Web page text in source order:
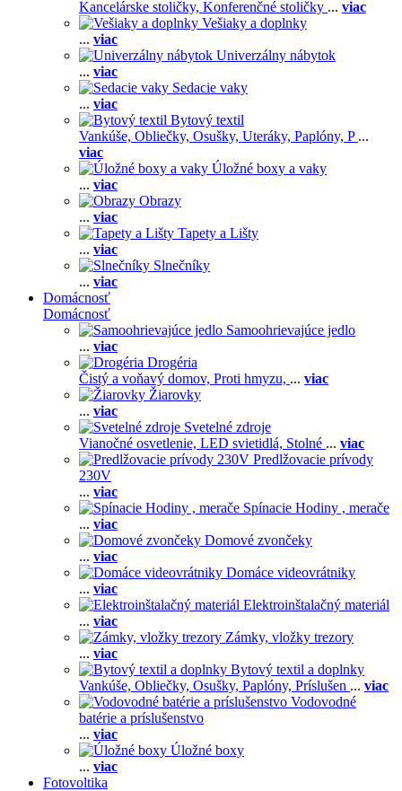
Kancelárske stoličky, Konferenčné stoličky ... viac
Vešiaky a doplnky
... viac
Univerzálny nábytok
... viac
Sedacie vaky
... viac
Bytový textil
Vankúše, Obliečky, Osušky, Uteráky, Paplóny, P ...
viac
Úložné boxy a vaky
... viac
Obrazy
... viac
Tapety a Lišty
... viac
Slnečníky
... viac
Domácnosť
Domácnosť
Samoohrievajúce jedlo
... viac
Drogéria
Čistý a voňavý domov, Proti hmyzu, ... viac
Žiarovky
... viac
Svetelné zdroje
Vianočné osvetlenie, LED svietidlá, Stolné ... viac
Predlžovacie prívody
230V
... viac
Spínacie Hodiny , merače
... viac
Domové zvončeky
... viac
Domáce videovrátniky
... viac
Elektroinštalačný materiál
... viac
Zámky, vložky trezory
... viac
Bytový textil a doplnky
Vankúše, Obliečky, Osušky, Paplóny, Príslušen ... viac
Vodovodné
batérie a príslušenstvo
... viac
Úložné boxy
... viac
Fotovoltika